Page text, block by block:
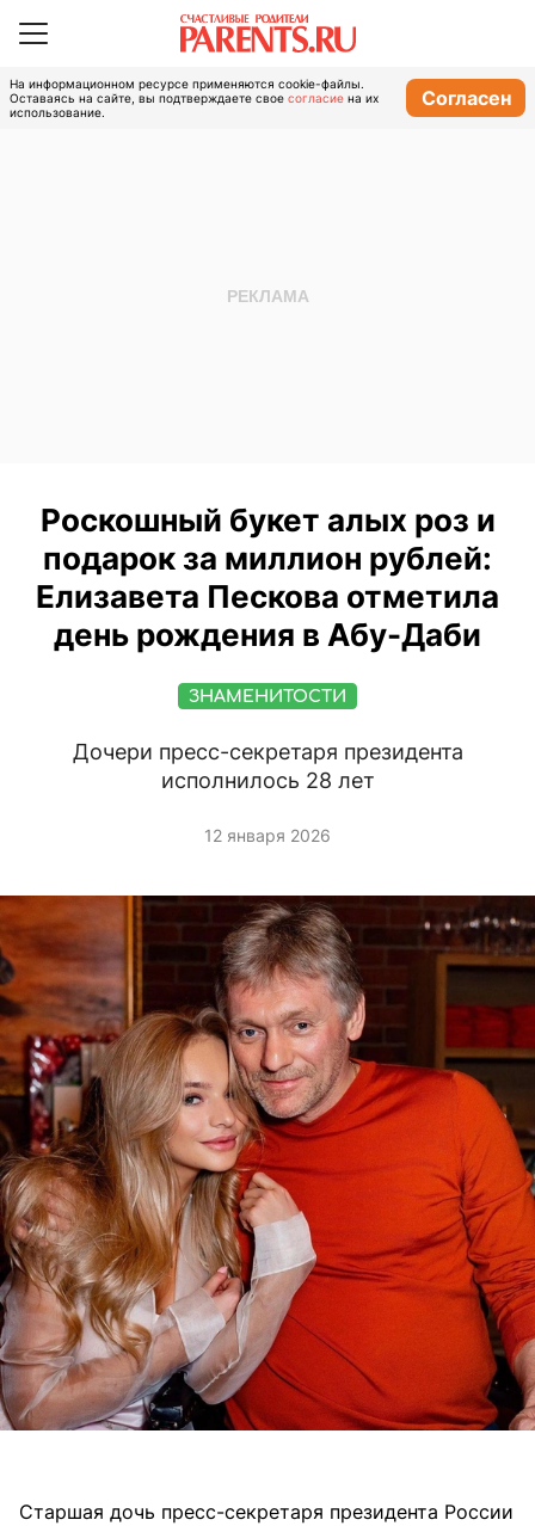
На информационном ресурсе применяются cookie-файлы.
Оставаясь на сайте, вы подтверждаете свое согласие на их
использование.
Согласен
Роскошный букет алых роз и
подарок за миллион рублей:
Елизавета Пескова отметила
день рождения в Абу-Даби
ЗНАМЕНИТОСТИ
Дочери пресс-секретаря президента
исполнилось 28 лет
12 января 2026
Старшая дочь пресс-секретаря президента России